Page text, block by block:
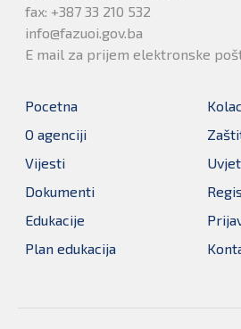
fax: +387 33 210 532
info@fazuoi.gov.ba
E mail za prijem elektronske
Pocetna
O agenciji
Vijesti
Dokumenti
Edukacije
Plan edukacija